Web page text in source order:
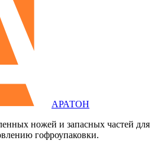
АРАТОН
ножей и запасных частей для
гофроупаковки.